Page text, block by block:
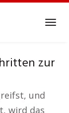
zur
und
wird das